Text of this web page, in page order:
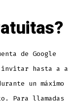
de Google
invitar hasta a a
un máximo
Para llamadas